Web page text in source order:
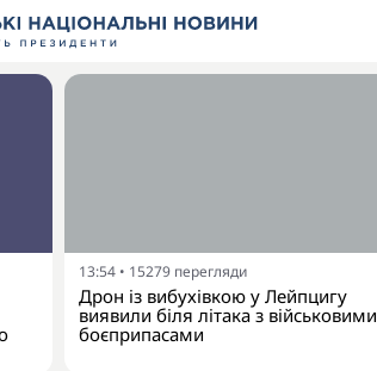
13:54 • 15279 перегляди
Дрон із вибухівкою у Лейпцигу
виявили біля літака з військовими
боєприпасами